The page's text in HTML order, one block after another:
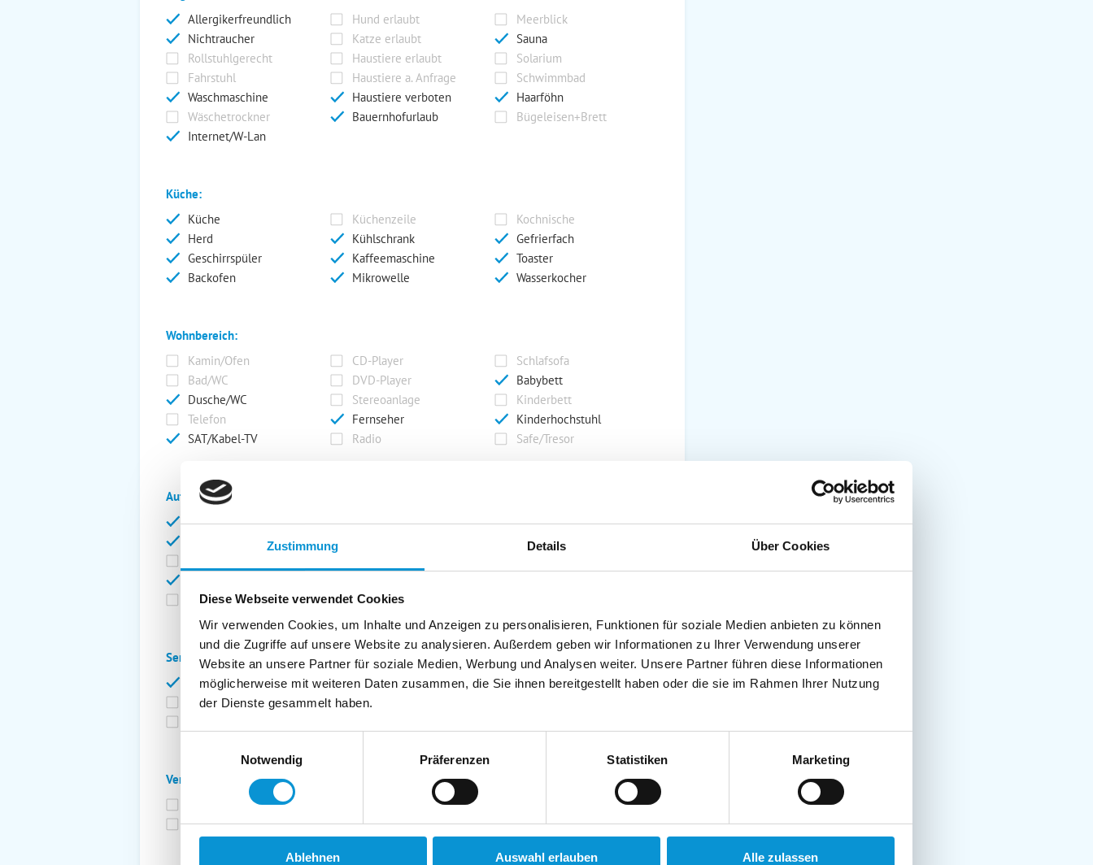
Zustimmung Details Über Cookies
Diese Webseite verwendet Cookies
Wir verwenden Cookies, um Inhalte und Anzeigen zu personalisieren, Funktionen für soziale Medien anbieten zu können
und die Zugriffe auf unsere Website zu analysieren. Außerdem geben wir Informationen zu Ihrer Verwendung unserer
Website an unsere Partner für soziale Medien, Werbung und Analysen weiter. Unsere Partner führen diese Informationen
möglicherweise mit weiteren Daten zusammen, die Sie ihnen bereitgestellt haben oder die sie im Rahmen Ihrer Nutzung
der Dienste gesammelt haben.
Notwendig
Präferenzen Statistiken Marketing
Ablehnen Auswahl erlauben Alle zulassen
Allergikerfreundlich
Hund erlaubt
Meerblick
Nichtraucher
Katze erlaubt
Sauna
Rollstuhlgerecht
Haustiere erlaubt
Solarium
Fahrstuhl
Haustiere a. Anfrage
Schwimmbad
Waschmaschine
Haustiere verboten
Haarföhn
Wäschetrockner
Bauernhofurlaub
Bügeleisen+Brett
Internet/W-Lan
Küche:
Küche
Küchenzeile
Kochnische
Herd
Kühlschrank
Gefrierfach
Geschirrspüler
Kaffeemaschine
Toaster
Backofen
Mikrowelle Wasserkocher
Wohnbereich:
Kamin/Ofen
CD-Player
Schlafsofa
Bad/WC
DVD-Player
Babybett
Dusche/WC
Stereoanlage
Kinderbett
Telefon
Fernseher
Kinderhochstuhl
SAT/Kabel-TV
Radio Safe/Tresor
Außenanlage:
Garten/Liegewiese
Carport
Grill
Grillplatz
Balkon
Abstellraum
Service:
Bettwäsche inkl.
Geschirrtücher inkl.
Handtücher inkl.
Fahrräder
Strandkorb am Strand
Verpflegung:
Brötchenservice
Frühstück möglich
Halbpension möglich
Vollpension möglich